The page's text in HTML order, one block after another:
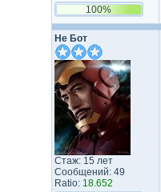
100%
Не Бот
Стаж: 15 лет
Сообщений: 49
Ratio: 18.652